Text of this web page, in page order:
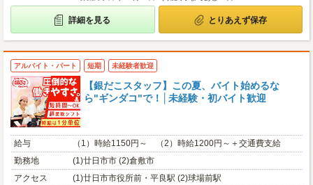
詳細を見る とりあえず保存
アルバイト・パート 短期 未経験者歓迎
【銀だこスタッフ】この夏、バイト始めるな
ら"ギンダコ"で！│未経験・初バイト歓迎
給与
（1）時給1150円～ （2）時給1200円～＋交通費支給
勤務地
(1)廿日市市 (2)倉敷市
アクセス
(1)廿日市市役所前・平良駅 (2)球場前駅